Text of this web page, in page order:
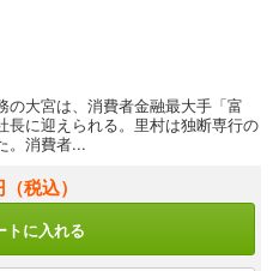
大宮は、消費者金融最大手「富
長に迎えられる。里村は独断専行の
。消費者...
（税込）
トに入れる